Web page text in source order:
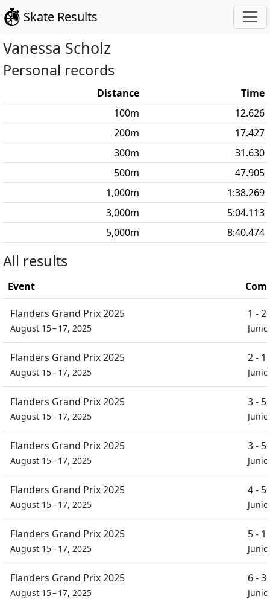
Skate Results
Vanessa Scholz
Personal records
Distance
Time
100m
12.626
200m
17.427
300m
31.630
500m
47.905
1,000m
1:38.269
3,000m
5:04.113
5,000m 8:40.474
All results
Event
Flanders Grand Prix 2025
August 15 – 17, 2025
1 -
Flanders Grand Prix 2025
August 15 – 17, 2025
2 -
Flanders Grand Prix 2025
August 15 – 17, 2025
3 -
Flanders Grand Prix 2025
August 15 – 17, 2025
3 -
Flanders Grand Prix 2025
August 15 – 17, 2025
4 -
Flanders Grand Prix 2025
August 15 – 17, 2025
5 -
Flanders Grand Prix 2025
August 15 – 17, 2025
6 -